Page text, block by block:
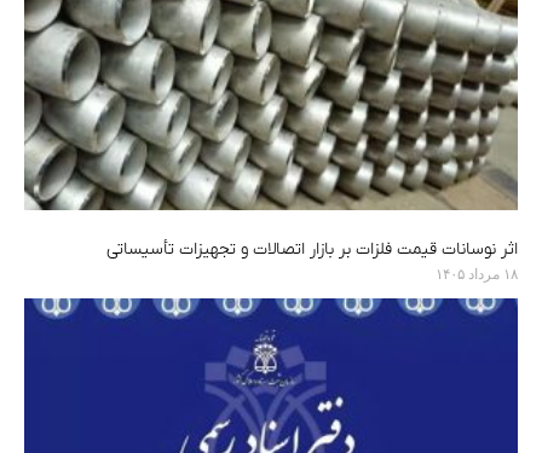
اثر نوسانات قیمت فلزات بر بازار اتصالات و تجهیزات تأسیساتی
۱۸ مرداد ۱۴۰۵